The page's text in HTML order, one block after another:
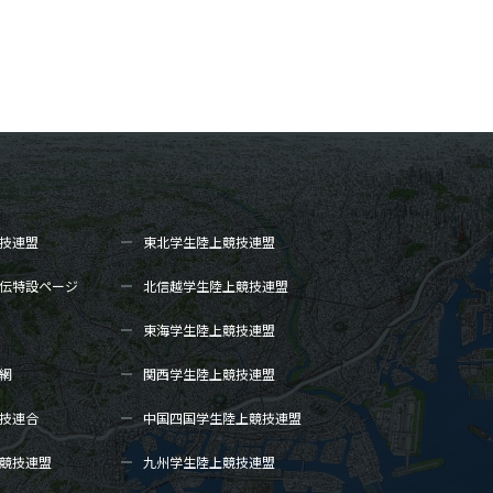
連盟 東北学生陸上競技連盟
特設ページ 北信越学生陸上競技連盟
東海学生陸上競技連盟
関西学生陸上競技連盟
連合 中国四国学生陸上競技連盟
技連盟 九州学生陸上競技連盟